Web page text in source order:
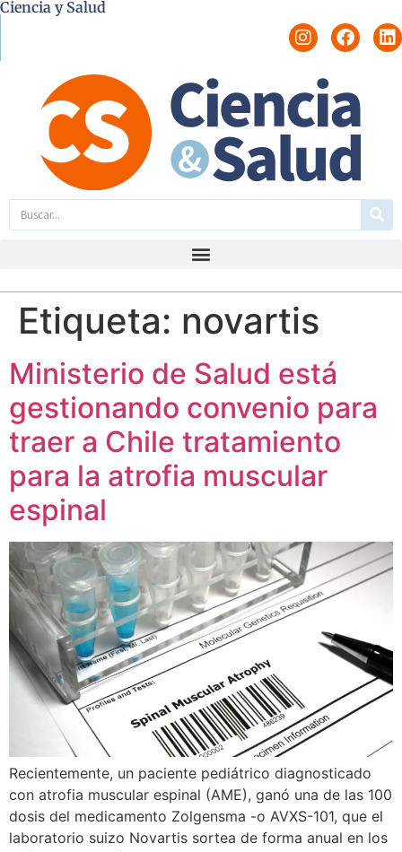
Ciencia y Salud
Etiqueta: novartis
Ministerio de Salud está
gestionando convenio para
traer a Chile tratamiento
para la atrofia muscular
espinal
Recientemente, un paciente pediátrico diagnosticado
con atrofia muscular espinal (AME), ganó una de las 100
dosis del medicamento Zolgensma -o AVXS-101, que el
laboratorio suizo Novartis sortea de forma anual en los